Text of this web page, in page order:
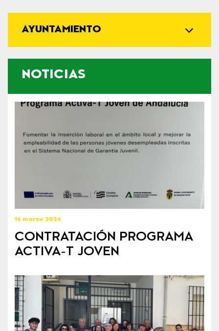
AYUNTAMIENTO
NOTICIAS
16 marzo 2026
CONTRATACIÓN PROGRAMA
ACTIVA-T JOVEN